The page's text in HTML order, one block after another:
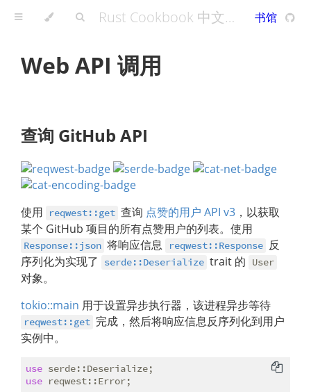
Rust Cookbook 中文版 - A Rust Cookbook 书馆
Web API 调用
查询 GitHub API
使用 reqwest::get 查询 点赞的用户 API v3 ，以获取
某个 GitHub 项目的所有点赞用户的列表。使用
Response::json 将响应信息 reqwest::Response 反
序列化为实现了
serde::Deserialize trait 的 User
对象。
tokio::main 用于设置异步执行器，该进程异步等待
reqwest::get 完成，然后将响应信息反序列化到用户
实例中。
use
use reqwest::Error;